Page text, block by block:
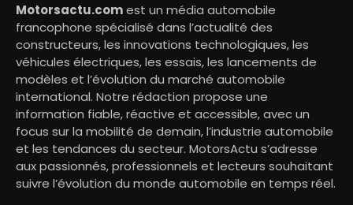
Motorsactu.comest un média automobile
francophone spécialisé dans l’actualité des
constructeurs, les innovations technologiques, les
véhicules électriques, les essais, les lancements de
modèles et l’évolution du marché automobile
international. Notre rédaction propose une
information fiable, réactive et accessible, avec un
focus sur la mobilité de demain, l’industrie automobile
et les tendances du secteur. MotorsActu s’adresse
aux passionnés, professionnels et lecteurs souhaitant
suivre l’évolution du monde automobile en temps réel.